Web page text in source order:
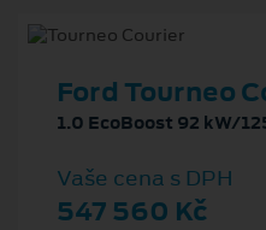
Ford Tourneo
1.0 EcoBoost 92 kW/
Vaše cena s DPH
547 560 Kč